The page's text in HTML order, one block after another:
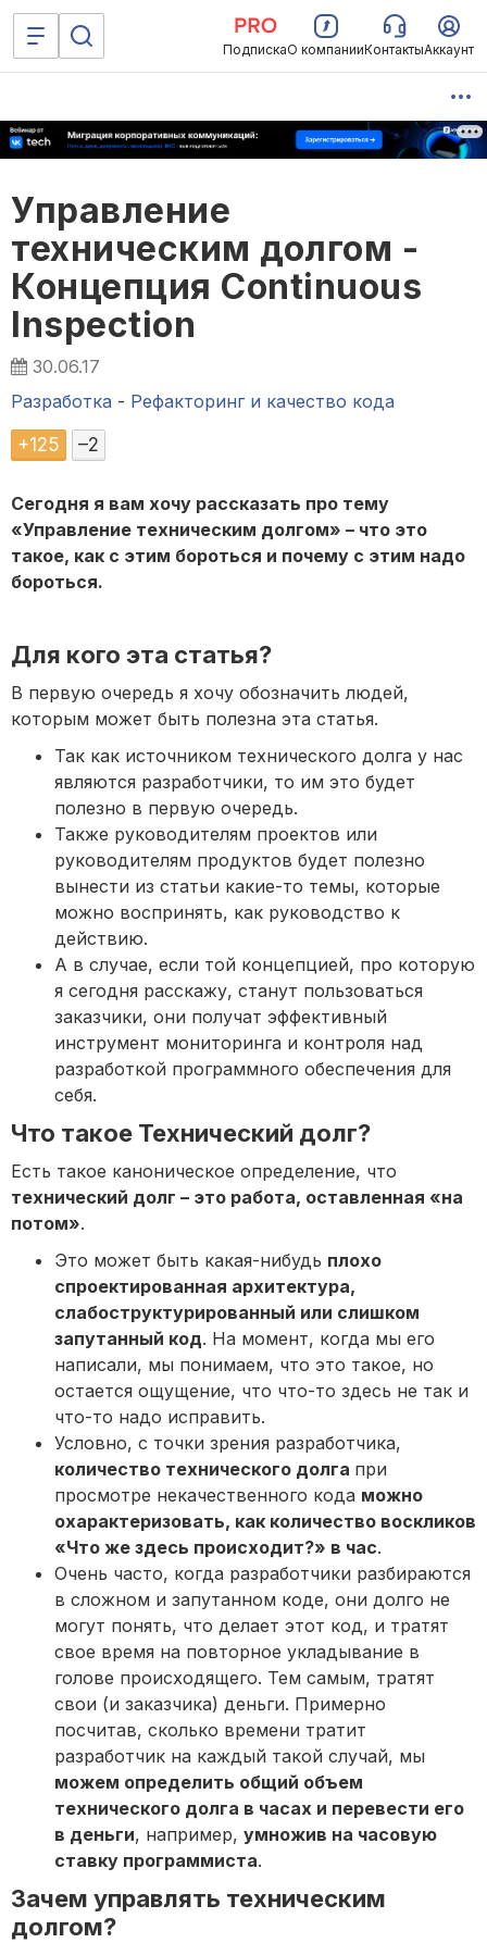
ПодпискаО компанииКонтактыАккаунт
Управление
техническим долгом -
Концепция Continuous
Inspection
30.06.17
Разработка - Рефакторинг и качество кода
+125 –2
Сегодня я вам хочу рассказать про тему
«Управление техническим долгом» – что это
такое, как с этим бороться и почему с этим надо
бороться.
Для кого эта статья?
В первую очередь я хочу обозначить людей,
которым может быть полезна эта статья.
Так как источником технического долга у нас
являются разработчики, то им это будет
полезно в первую очередь.
Также руководителям проектов или
руководителям продуктов будет полезно
вынести из статьи какие-то темы, которые
можно воспринять, как руководство к
действию.
А в случае, если той концепцией, про которую
я сегодня расскажу, станут пользоваться
заказчики, они получат эффективный
инструмент мониторинга и контроля над
разработкой программного обеспечения для
себя.
Что такое Технический долг?
Есть такое каноническое определение, что
технический долг – это работа, оставленная «на
потом».
Это может быть какая-нибудь плохо
спроектированная архитектура,
слабоструктурированный или слишком
запутанный код. На момент, когда мы его
написали, мы понимаем, что это такое, но
остается ощущение, что что-то здесь не так и
что-то надо исправить.
Условно, с точки зрения разработчика,
количество технического долга при
просмотре некачественного кода можно
охарактеризовать, как количество воскликов
«Что же здесь происходит?» в час.
Очень часто, когда разработчики разбираются
в сложном и запутанном коде, они долго не
могут понять, что делает этот код, и тратят
свое время на повторное укладывание в
голове происходящего. Тем самым, тратят
свои (и заказчика) деньги. Примерно
посчитав, сколько времени тратит
разработчик на каждый такой случай, мы
можем определить общий объем
технического долга в часах и перевести его
в деньги, например, умножив на часовую
ставку программиста.
Зачем управлять техническим
долгом?